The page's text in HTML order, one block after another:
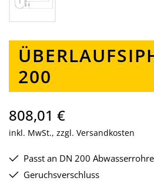
200
808,01 €
inkl. MwSt., zzgl. Versandkosten
Passt an DN 200 Abwasserrohre
Geruchsverschluss